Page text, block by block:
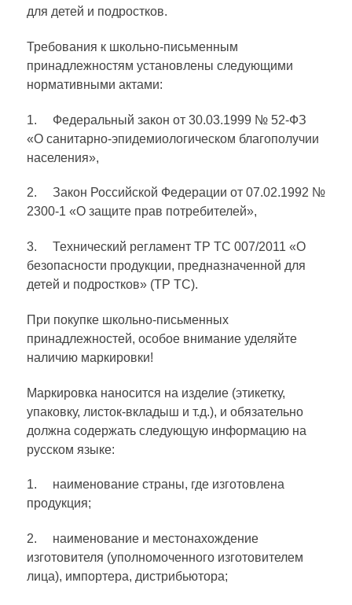
для детей и подростков.
Требования к школьно-письменным
принадлежностям установлены следующими
нормативными актами:
1. Федеральный закон от 30.03.1999 № 52-ФЗ
«О санитарно-эпидемиологическом благополучии
населения»,
2. Закон Российской Федерации от 07.02.1992 №
2300-1 «О защите прав потребителей»,
3. Технический регламент ТР ТС 007/2011 «О
безопасности продукции, предназначенной для
детей и подростков» (ТР ТС).
При покупке школьно-письменных
принадлежностей, особое внимание уделяйте
наличию маркировки!
Маркировка наносится на изделие (этикетку,
упаковку, листок-вкладыш и т.д.), и обязательно
должна содержать следующую информацию на
русском языке:
1. наименование страны, где изготовлена
продукция;
2. наименование и местонахождение
изготовителя (уполномоченного изготовителем
лица), импортера, дистрибьютора;